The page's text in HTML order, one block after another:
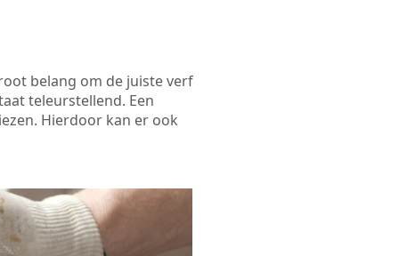
belang om de juiste verf
teleurstellend. Een
Hierdoor kan er ook